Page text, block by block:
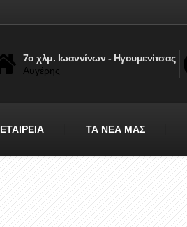
7ο χλμ. Ιωαννίνων - Ηγουμενίτσας
Αυγέρης
ΕΤΑΙΡΕΙΑ ΤΑ ΝΕΑ ΜΑΣ